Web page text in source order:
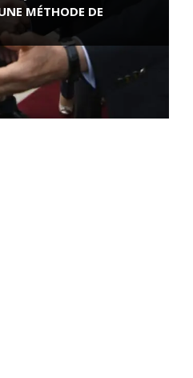
MÉTHODE DE
DE LA RESISTANCE